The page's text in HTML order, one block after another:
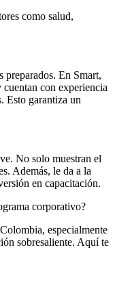
como salud,
preparados. En Smart,
cuentan con experiencia
Esto garantiza un
No solo muestran el
Además, le da a la
en capacitación.
corporativo?
especialmente
sobresaliente. Aquí te